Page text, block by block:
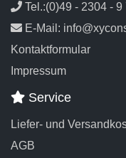
Tel.:(0)49 - 2304 - 9
E-Mail:
Kontaktformular
Impressum
Service
Liefer- und
AGB